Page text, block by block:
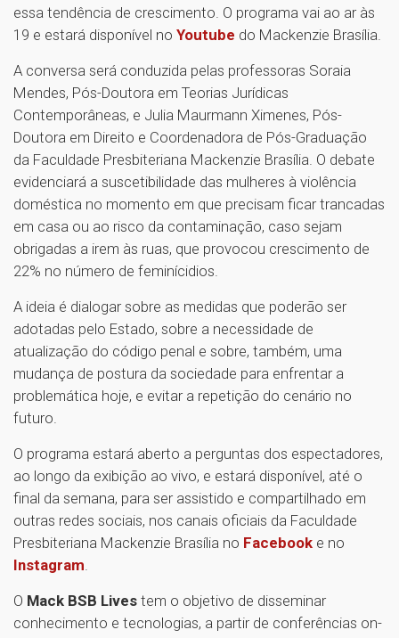
essa tendência de crescimento. O programa vai ao ar às
19 e estará disponível no Youtube do Mackenzie Brasília.
A conversa será conduzida pelas professoras Soraia
Mendes, Pós-Doutora em Teorias Jurídicas
Contemporâneas, e Julia Maurmann Ximenes, Pós-
Doutora em Direito e Coordenadora de Pós-Graduação
da Faculdade Presbiteriana Mackenzie Brasília. O debate
evidenciará a suscetibilidade das mulheres à violência
doméstica no momento em que precisam ficar trancadas
em casa ou ao risco da contaminação, caso sejam
obrigadas a irem às ruas, que provocou crescimento de
22% no número de feminícidios.
A ideia é dialogar sobre as medidas que poderão ser
adotadas pelo Estado, sobre a necessidade de
atualização do código penal e sobre, também, uma
mudança de postura da sociedade para enfrentar a
problemática hoje, e evitar a repetição do cenário no
futuro.
O programa estará aberto a perguntas dos espectadores,
ao longo da exibição ao vivo, e estará disponível, até o
final da semana, para ser assistido e compartilhado em
outras redes sociais, nos canais oficiais da Faculdade
Presbiteriana Mackenzie Brasília no Facebook e no
Instagram
O Mack BSB Lives tem o objetivo de disseminar
conhecimento e tecnologias, a partir de conferências on-